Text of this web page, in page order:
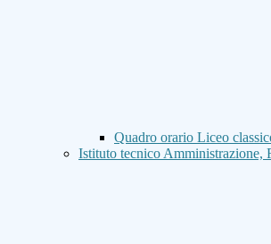
Quadro orario Liceo
Istituto tecnico Amministrazione,